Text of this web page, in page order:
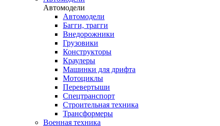
Автомодели
Автомодели
Багги, трагги
Внедорожники
Грузовики
Конструкторы
Краулеры
Машинки для дрифта
Мотоциклы
Перевертыши
Спецтранспорт
Строительная техника
Трансформеры
Военная техника